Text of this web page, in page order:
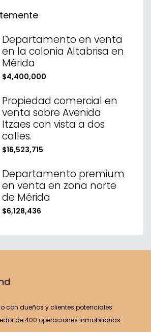
Departamento en venta
en la colonia Altabrisa en
Mérida
$4,400,000
Propiedad comercial en
venta sobre Avenida
Itzaes con vista a dos
calles.
$16,523,715
Departamento premium
en venta en zona norte
de Mérida
$6,128,436
con dueños y clientes potenciales
de 400 operaciones inmobiliarias